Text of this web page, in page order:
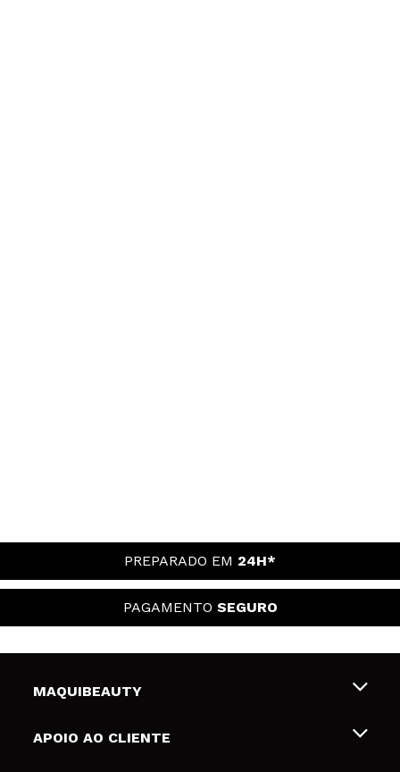
PREPARADO EM 24H*
PAGAMENTO SEGURO
MAQUIBEAUTY
Sobre nós
APOIO AO CLIENTE